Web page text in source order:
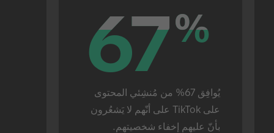
67%
67%
بأنّ عليهم إخفاء شخصيتهم.